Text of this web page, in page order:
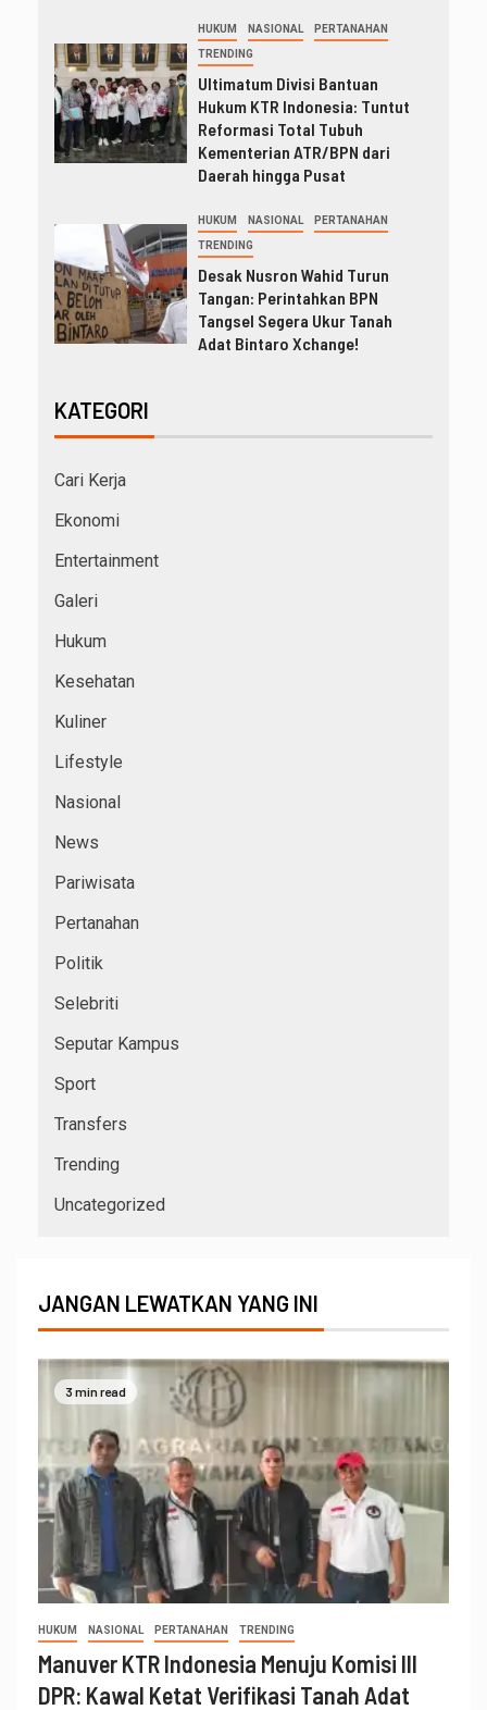
HUKUM NASIONAL PERTANAHAN
TRENDING
Ultimatum Divisi Bantuan
Hukum KTR Indonesia: Tuntut
Reformasi Total Tubuh
Kementerian ATR/BPN dari
Daerah hingga Pusat
HUKUM NASIONAL PERTANAHAN
TRENDING
Desak Nusron Wahid Turun
Tangan: Perintahkan BPN
Tangsel Segera Ukur Tanah
Adat Bintaro Xchange!
KATEGORI
Cari Kerja
Ekonomi
Entertainment
Galeri
Hukum
Kesehatan
Kuliner
Lifestyle
Nasional
News
Pariwisata
Pertanahan
Politik
Selebriti
Seputar Kampus
Sport
Transfers
Trending
Uncategorized
JANGAN LEWATKAN YANG INI
3 min read
HUKUM NASIONAL PERTANAHAN TRENDING
Manuver KTR Indonesia Menuju Komisi III
DPR: Kawal Ketat Verifikasi Tanah Adat